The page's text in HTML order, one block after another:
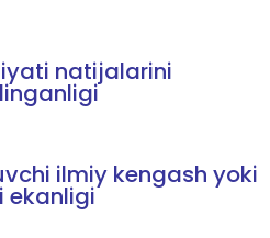
natijalarini
ilmiy kengash yoki
ekanligi